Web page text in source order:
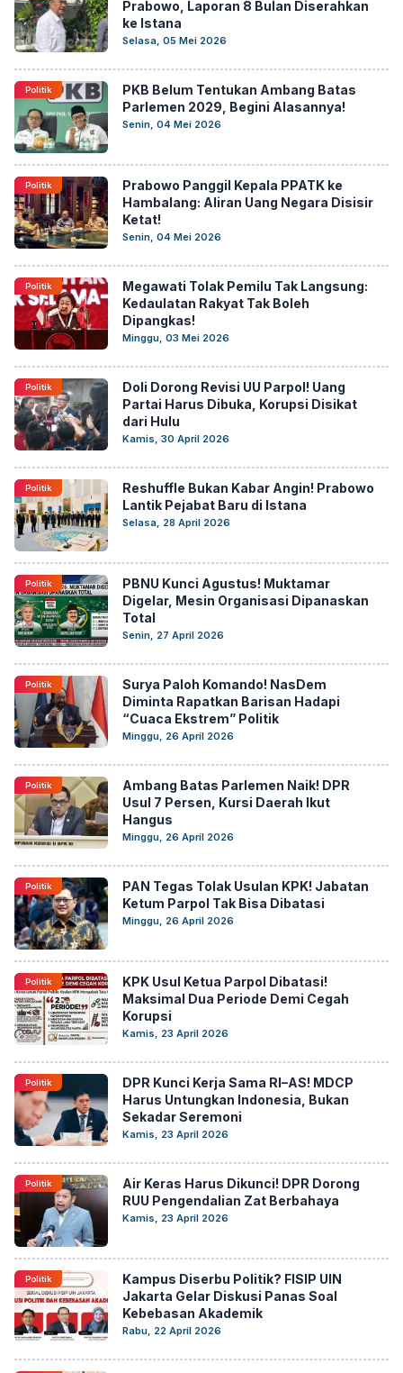
Prabowo, Laporan 8 Bulan Diserahkan
ke Istana
Selasa, 05 Mei 2026
Politik
PKB Belum Tentukan Ambang Batas
Parlemen 2029, Begini Alasannya!
Senin, 04 Mei 2026
Politik
Prabowo Panggil Kepala PPATK ke
Hambalang: Aliran Uang Negara Disisir
Ketat!
Senin, 04 Mei 2026
Politik
Megawati Tolak Pemilu Tak Langsung:
Kedaulatan Rakyat Tak Boleh
Dipangkas!
Minggu, 03 Mei 2026
Politik
Doli Dorong Revisi UU Parpol! Uang
Partai Harus Dibuka, Korupsi Disikat
dari Hulu
Kamis, 30 April 2026
Politik
Reshuffle Bukan Kabar Angin! Prabowo
Lantik Pejabat Baru di Istana
Selasa, 28 April 2026
Politik
PBNU Kunci Agustus! Muktamar
Digelar, Mesin Organisasi Dipanaskan
Total
Senin, 27 April 2026
Politik
Surya Paloh Komando! NasDem
Diminta Rapatkan Barisan Hadapi
“Cuaca Ekstrem” Politik
Minggu, 26 April 2026
Politik
Ambang Batas Parlemen Naik! DPR
Usul 7 Persen, Kursi Daerah Ikut
Hangus
Minggu, 26 April 2026
Politik
PAN Tegas Tolak Usulan KPK! Jabatan
Ketum Parpol Tak Bisa Dibatasi
Minggu, 26 April 2026
Politik
KPK Usul Ketua Parpol Dibatasi!
Maksimal Dua Periode Demi Cegah
Korupsi
Kamis, 23 April 2026
Politik
DPR Kunci Kerja Sama RI–AS! MDCP
Harus Untungkan Indonesia, Bukan
Sekadar Seremoni
Kamis, 23 April 2026
Politik
Air Keras Harus Dikunci! DPR Dorong
RUU Pengendalian Zat Berbahaya
Kamis, 23 April 2026
Politik
Kampus Diserbu Politik? FISIP UIN
Jakarta Gelar Diskusi Panas Soal
Kebebasan Akademik
Rabu, 22 April 2026